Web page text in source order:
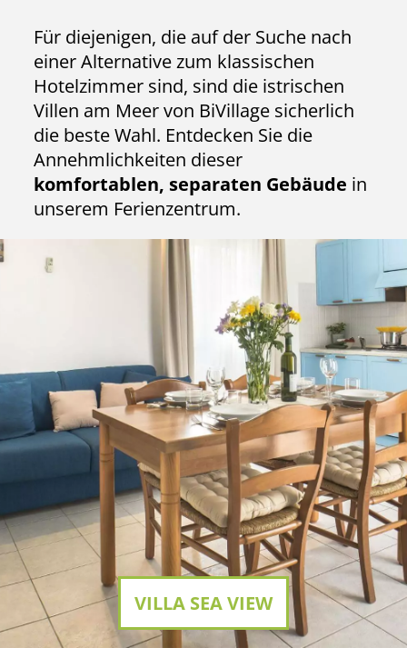
Für diejenigen, die auf der Suche nach
einer Alternative zum klassischen
Hotelzimmer sind, sind die istrischen
Villen am Meer von BiVillage sicherlich
die beste Wahl. Entdecken Sie die
Annehmlichkeiten dieser
komfortablen, separaten Gebäude in
unserem Ferienzentrum.
VILLA SEA VIEW